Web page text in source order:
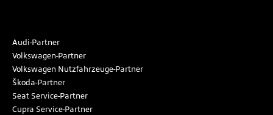
Audi-Partner
Volkswagen-Partner
Volkswagen Nutzfahrzeuge-Partner
Škoda-Partner
Seat Service-Partner
Cupra Service-Partner